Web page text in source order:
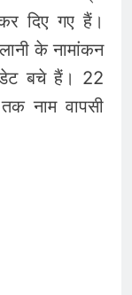
दिए गए हैं।
के नामांकन
बचे हैं। 22
नाम वापसी